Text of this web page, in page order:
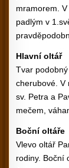
mramorem.
padlým v
Hlavní oltář
Tvar
cherubové. V
sv. Petra a
mečem,
Boční oltáře
Vlevo oltář
rodiny. Boční